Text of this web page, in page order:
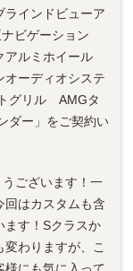
インドビューア
ビゲーション
アルミホイール
ーディオシステ
グリル AMGタ
ダー」をご契約い
ございます！一
回はカスタムも含
ます！Sクラスか
わりますが、こ